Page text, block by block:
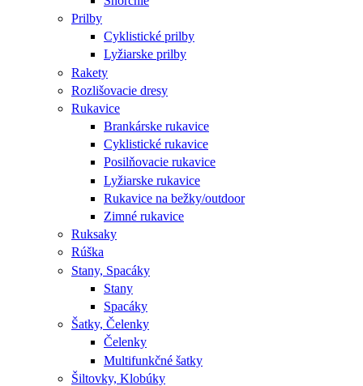
Prilby
Cyklistické prilby
Lyžiarske prilby
Rakety
Rozlišovacie dresy
Rukavice
Brankárske rukavice
Cyklistické rukavice
Posilňovacie rukavice
Lyžiarske rukavice
Rukavice na bežky/outdoor
Zimné rukavice
Ruksaky
Rúška
Stany, Spacáky
Stany
Spacáky
Šatky, Čelenky
Čelenky
Multifunkčné šatky
Šiltovky, Klobúky